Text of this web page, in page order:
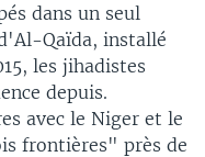
dans un seul
Qaïda, installé
les jihadistes
depuis.
avec le Niger et le
frontières" près de